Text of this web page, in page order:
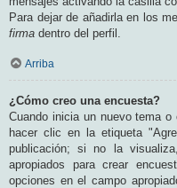
Para dejar de añadirla en los
firma dentro del perfil.
Arriba
¿Cómo creo una encuesta?
Cuando inicia un nuevo tema
hacer clic en la etiqueta
publicación; si no la
apropiados para crear
opciones en el campo